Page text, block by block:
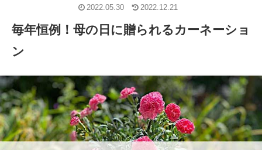
毎年恒例！母の日に贈られるカーネーショ
ン
2022.05.30 2022.12.21